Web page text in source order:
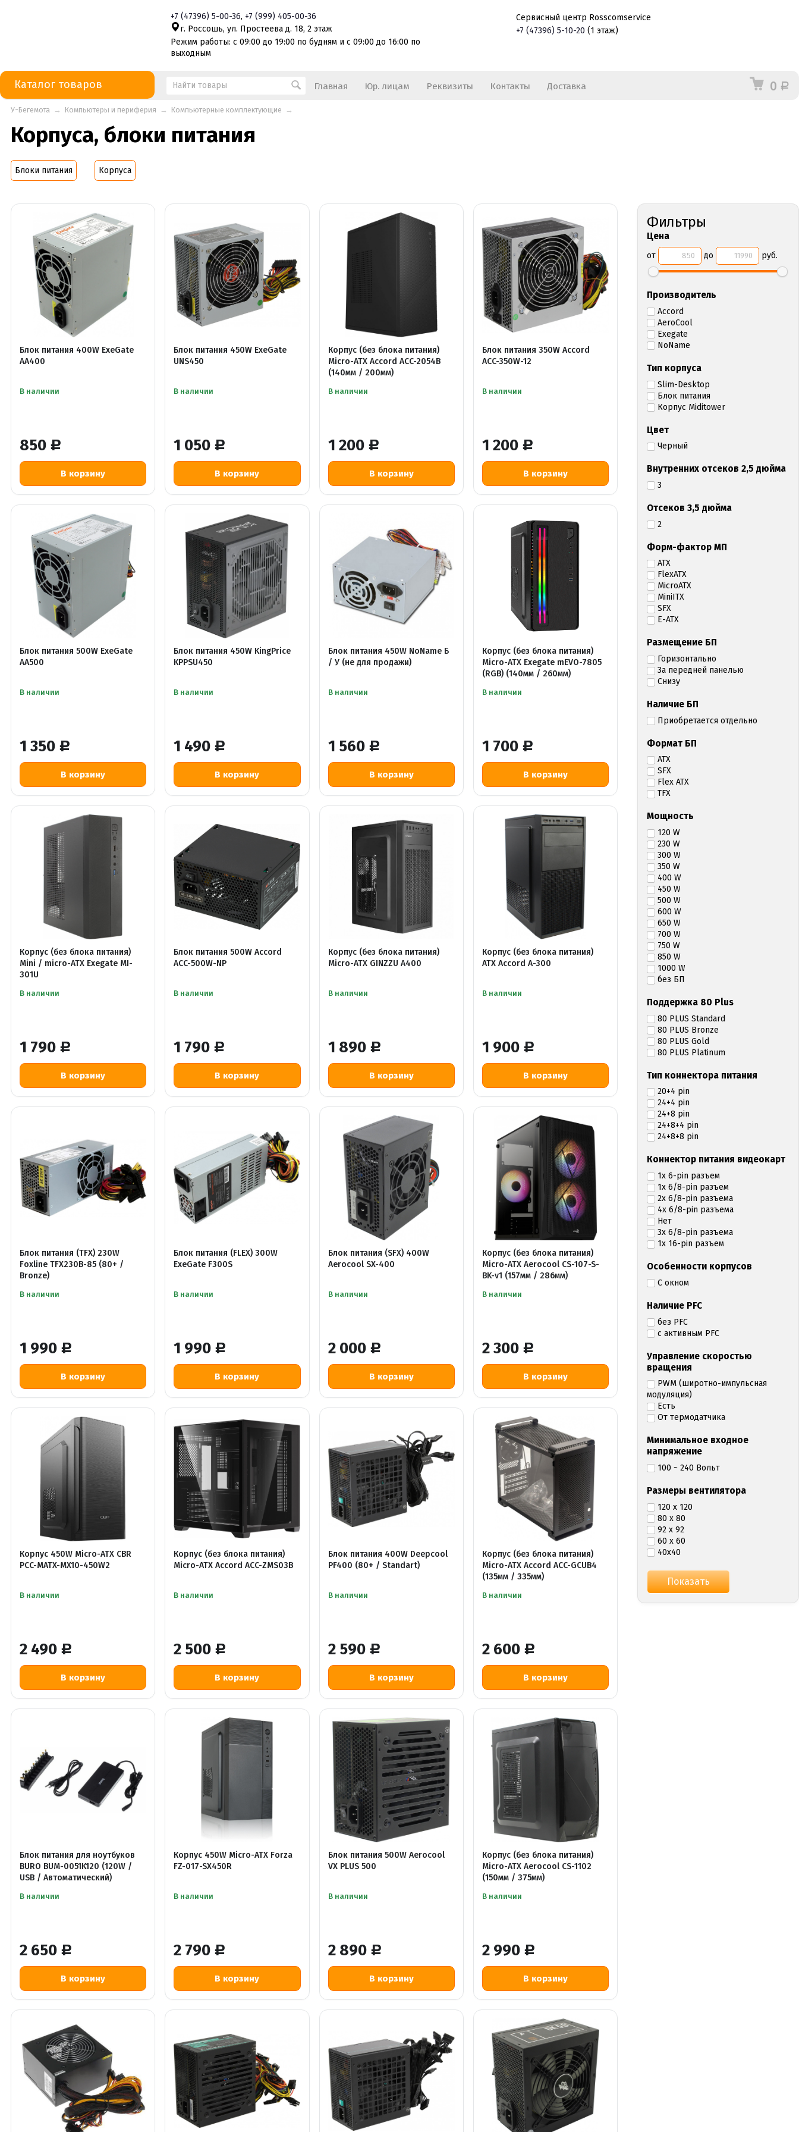
+7 (47396) 5-00-36, +7 (999) 405-00-36
г. Россошь, ул. Простеева д. 18, 2 этаж
Режим работы: с 09:00 до 19:00 по будням и с 09:00 до 16:00 по
выходным
Сервисный центр Rosscomservice
+7(47396) 5-10-20 (1 этаж)
0 Р
Каталог товаров Главная Юр. лицам Реквизиты Контакты Доставка
У-Бегемота → Компьютеры и периферия → Компьютерные комплектующие →
Корпуса, блоки питания
Блоки питания Корпуса
Фильтры
Цена
от до руб.
Производитель
Accord
AeroCool
Exegate
NoName
Тип корпуса
Slim-Desktop
Блок питания
Корпус Miditower
Цвет
Черный
Внутренних отсеков 2,5 дюйма
3
Отсеков 3,5 дюйма
2
Форм-фактор МП
ATX
FlexATX
MicroATX
MiniITX
SFX
E-ATX
Размещение БП
Горизонтально
За передней панелью
Снизу
Наличие БП
Приобретается отдельно
Формат БП
ATX
SFX
Flex ATX
TFX
Мощность
120 W
230 W
300 W
350 W
400 W
450 W
500 W
600 W
650 W
700 W
750 W
850 W
1000 W
без БП
Поддержка 80 Plus
80 PLUS Standard
80 PLUS Bronze
80 PLUS Gold
80 PLUS Platinum
Тип коннектора питания
20+4 pin
24+4 pin
24+8 pin
24+8+4 pin
24+8+8 pin
Коннектор питания видеокарт
1x 6-pin разъем
1x 6/8-pin разъем
2x 6/8-pin разъема
4x 6/8-pin разъема
Нет
3x 6/8-pin разъема
1x 16-pin разъем
Особенности корпусов
С окном
Наличие PFC
без PFC
с активным PFC
Управление скоростью
вращения
PWM (широтно-импульсная
модуляция)
Есть
От термодатчика
Минимальное входное
напряжение
100 ~ 240 Вольт
Размеры вентилятора
120 x 120
80 x 80
92 x 92
60 x 60
40х40
850 Р
Блок питания 400W ExeGate
AA400
В наличии
1 050 Р
Блок питания 450W ExeGate
UNS450
В наличии
1 200 Р
Корпус (без блока питания)
Micro-ATX Accord ACC-2054B
(140мм / 200мм)
В наличии
1 200 Р
Блок питания 350W Accord
ACC-350W-12
В наличии
1 350 Р
Блок питания 500W ExeGate
AA500
В наличии
1 490 Р
Блок питания 450W KingPrice
KPPSU450
В наличии
1 560 Р
Блок питания 450W NoName Б
/ У (не для продажи)
В наличии
1 700 Р
Корпус (без блока питания)
Micro-ATX Exegate mEVO-7805
(RGB) (140мм / 260мм)
В наличии
1 790 Р
Корпус (без блока питания)
Mini / micro-ATX Exegate MI-
301U
В наличии
1 790 Р
Блок питания 500W Accord
ACC-500W-NP
В наличии
1 890 Р
Корпус (без блока питания)
Micro-ATX GINZZU A400
В наличии
1 900 Р
Корпус (без блока питания)
ATX Accord A-300
В наличии
1 990 Р
Блок питания (TFX) 230W
Foxline TFX230B-85 (80+ /
Bronze)
В наличии
1 990 Р
Блок питания (FLEX) 300W
ExeGate F300S
В наличии
2 000 Р
Блок питания (SFX) 400W
Aerocool SX-400
В наличии
2 300 Р
Корпус (без блока питания)
Micro-ATX Aerocool CS-107-S-
BK-v1 (157мм / 286мм)
В наличии
2 490 Р
Корпус 450W Micro-ATX CBR
PCC-MATX-MX10-450W2
В наличии
2 500 Р
Корпус (без блока питания)
Micro-ATX Accord ACC-ZMS03B
В наличии
2 590 Р
Блок питания 400W Deepcool
PF400 (80+ / Standart)
В наличии
2 600 Р
Корпус (без блока питания)
Micro-ATX Accord ACC-GCUB4
(135мм / 335мм)
В наличии
2 650 Р
Блок питания для ноутбуков
BURO BUM-0051K120 (120W /
USB / Автоматический)
В наличии
2 790 Р
Корпус 450W Micro-ATX Forza
FZ-017-SX450R
В наличии
2 890 Р
Блок питания 500W Aerocool
VX PLUS 500
В наличии
2 990 Р
Корпус (без блока питания)
Micro-ATX Aerocool CS-1102
(150мм / 375мм)
В наличии